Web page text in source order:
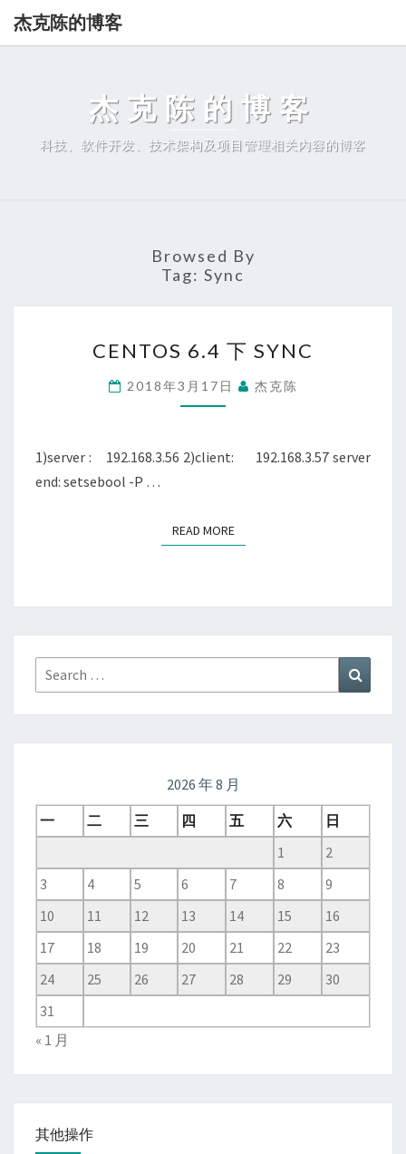
杰克陈的博客
杰克陈的博客
科技、软件开发、技术架构及项目管理相关内容的博客
Browsed By
Tag: Sync
6.4
下
SYNC
CENTOS 6.4 下 SYNC
2018年3月17日 杰克陈
1)server : 192.168.3.56 2)client: 192.168.3.57 server
end: setsebool -P …
READ MOREREAD MORE
Search
for:
2026 年 8 月
一
二 三 四 五 六
日
1
2
3
4 5 6 7 8
9
10
11 12 13 14 15
16
17
18 19 20 21 22
23
24
25 26 27 28 29
30
31
« 1 月
其他操作